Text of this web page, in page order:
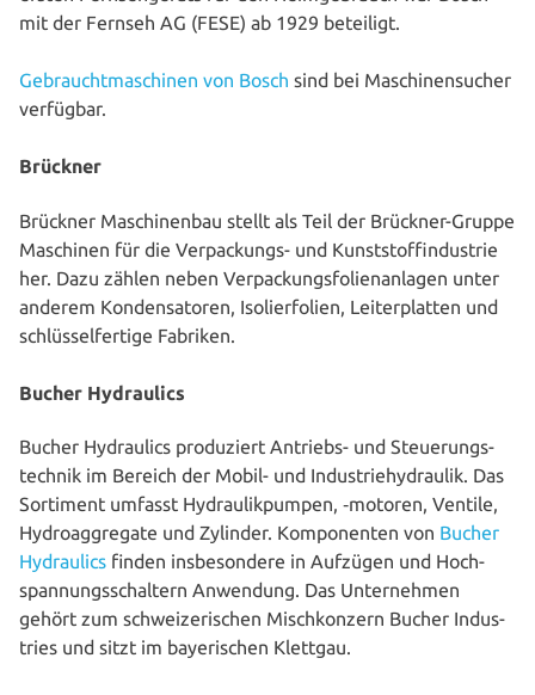
mit der Fernseh AG (FESE) ab 1929 beteiligt.
Gebraucht­maschinen von Bosch sind bei Maschinen­sucher
verfügbar.
Brückner
Brückner Maschi­nen­bau stellt als Teil der Brückner-Gruppe
Maschinen für die Ver­pa­ckungs- und Kunst­stoff­in­dus­trie
her. Dazu zählen neben Ver­pa­ckungs­fo­li­en­an­la­gen unter
anderem Kon­den­sa­to­ren, Iso­lier­fo­li­en, Lei­ter­plat­ten und
schlüs­sel­fer­ti­ge Fabriken.
Bucher Hydraulics
Bucher Hydrau­lics pro­du­ziert Antriebs- und Steue­rungs­
tech­nik im Bereich der Mobil- und Indus­trie­hy­drau­lik. Das
Sortiment umfasst Hydrau­lik­pum­pen, ‑motoren, Ventile,
Hydro­ag­gre­ga­te und Zylinder. Kom­po­nen­ten von Bucher
Hydrau­lics finden ins­be­son­de­re in Aufzügen und Hoch­
span­nungs­schal­tern Anwendung. Das Unter­neh­men
gehört zum schwei­ze­ri­schen Misch­kon­zern Bucher Indus­
tries und sitzt im baye­ri­schen Klettgau.